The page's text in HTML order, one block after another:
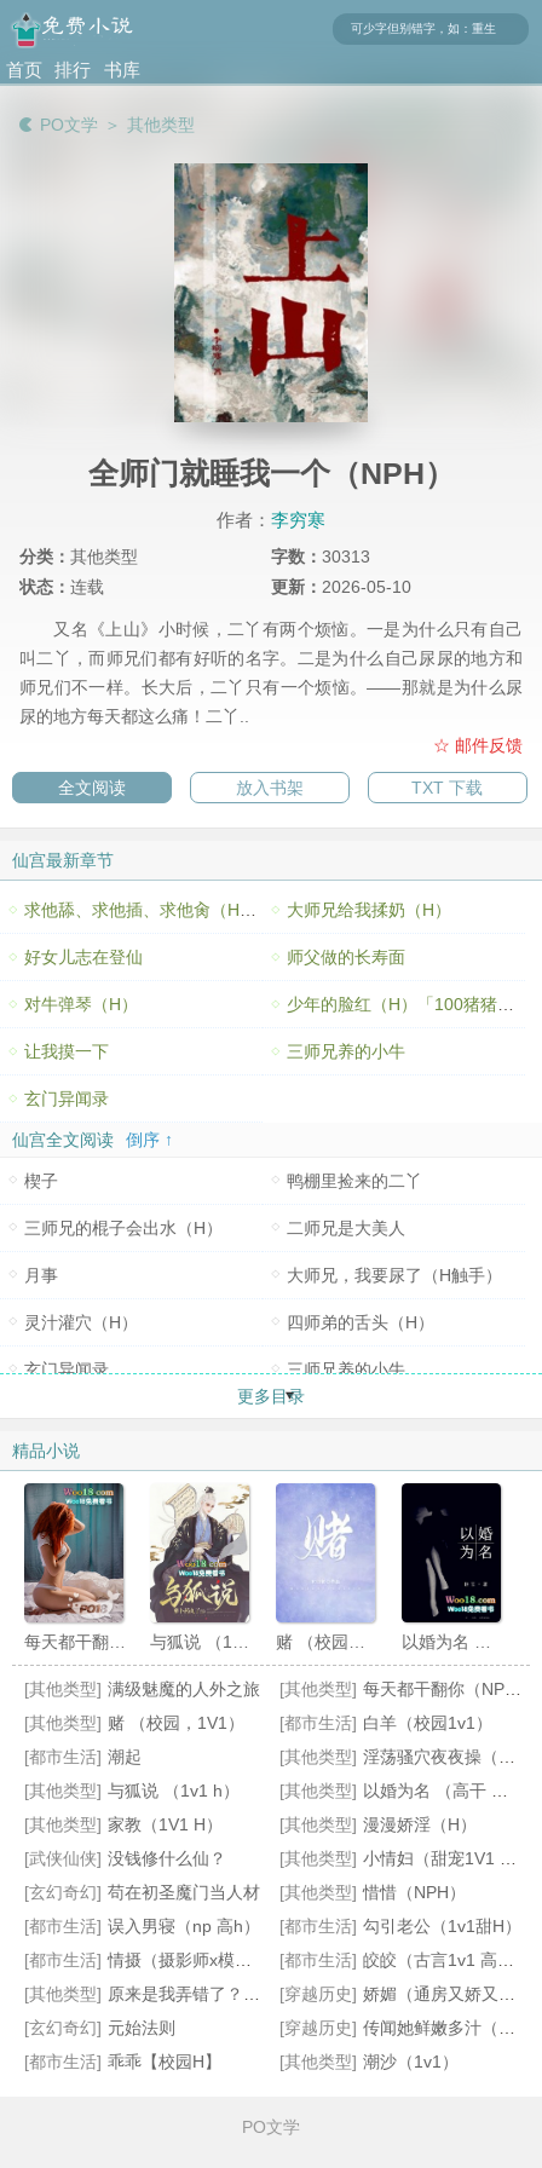
首页
排行
书库
PO文学 ＞ 其他类型
全师门就睡我一个（NPH）
作者： 李穷寒
分类： 其他类型 字数： 30313
状态： 连载 更新： 2026-05-10
又名《上山》小时候，二丫有两个烦恼。一是为什么只有自己
叫二丫，而师兄们都有好听的名字。二是为什么自己尿尿的地方和
师兄们不一样。长大后，二丫只有一个烦恼。——那就是为什么尿
尿的地方每天都这么痛！二丫..
☆ 邮件反馈
全文阅读 放入书架 TXT 下载
仙宫最新章节
求他舔、求他插、求他肏（H）「200猪猪加更 大师兄给我揉奶（H）
好女儿志在登仙 师父做的长寿面
对牛弹琴（H） 少年的脸红（H）「100猪猪加更」
让我摸一下 三师兄养的小牛
玄门异闻录
仙宫全文阅读 倒序 ↑
楔子 鸭棚里捡来的二丫
三师兄的棍子会出水（H） 二师兄是大美人
月事 大师兄，我要尿了（H触手）
灵汁灌穴（H） 四师弟的舌头（H）
玄门异闻录 三师兄养的小牛
让我摸一下 少年的脸红（H）「100猪猪加更」
对牛弹琴（H）
好女儿志在登仙 大师兄给我揉奶（H）
求他舔、求他插、求他肏（H）「200猪猪加更
更多目录
精品小说
每天都干翻你（NP，高H） 与狐说 （1v1 h） 赌 （校园，1V1） 以婚为名 （高干 婚恋 1v1）
淫荡骚穴夜夜操（NP，高H） 家教（1V1 H） 潮沙（1v1）
[其他类型] 满级魅魔的人外之旅 [其他类型] 每天都干翻你（NP，高H）
[其他类型] 赌 （校园，1V1） [都市生活] 白羊（校园1v1）
[都市生活] 潮起 [其他类型] 淫荡骚穴夜夜操（NP，高H）
[其他类型] 与狐说 （1v1 h） [其他类型] 以婚为名 （高干 婚恋 1v1）
[其他类型] 家教（1V1 H） [其他类型] 漫漫娇淫（H）
[武侠仙侠] 没钱修什么仙？ [其他类型] 小情妇（甜宠1V1 高H）
[玄幻奇幻] 苟在初圣魔门当人材 [其他类型] 惜惜（NPH）
[都市生活] 误入男寝（np 高h） [都市生活] 勾引老公（1v1甜H）
[都市生活] 情摄（摄影师x模特） [都市生活] 皎皎（古言1v1 高h）
[其他类型] 原来是我弄错了？1V1 [穿越历史] 娇媚（通房又娇又媚）
[玄幻奇幻] 元始法则 [穿越历史] 传闻她鲜嫩多汁（快穿 高H）
[都市生活] 乖乖【校园H】 [其他类型] 潮沙（1v1）
PO文学